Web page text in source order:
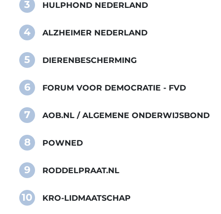
3 HULPHOND NEDERLAND
4 ALZHEIMER NEDERLAND
5 DIERENBESCHERMING
6 FORUM VOOR DEMOCRATIE - FVD
7 AOB.NL / ALGEMENE ONDERWIJSBOND
8 POWNED
9 RODDELPRAAT.NL
10 KRO-LIDMAATSCHAP